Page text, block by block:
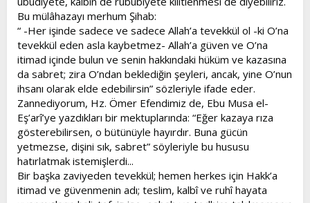
Bu mülâhazayı merhum Şihab:
“ -Her işinde sadece ve sadece Allah’a tevekkül ol -ki O’na
tevekkül eden asla kaybetmez- Allah’a güven ve O’na
itimad içinde bulun ve senin hakkındaki hüküm ve kazasına
da sabret; zira O’ndan beklediğin şeyleri, ancak, yine O’nun
ihsanı olarak elde edebilirsin” sözleriyle ifade eder.
Zannediyorum, Hz. Ömer Efendimiz de, Ebu Musa el-
Eş’arî’ye yazdıkları bir mektuplarında: “Eğer kazaya rıza
gösterebilirsen, o bütünüyle hayırdır. Buna gücün
yetmezse, dişini sık, sabret” söyleriyle bu hususu
hatırlatmak istemişlerdi...
Bir başka zaviyeden tevekkül; hemen herkes için Hakk’a
itimad ve güvenmenin adı; teslim, kalbî ve ruhî hayata